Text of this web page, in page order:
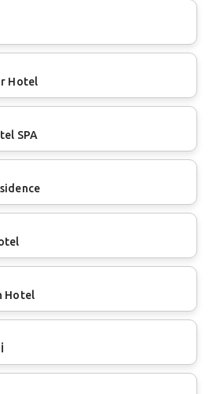
Hotel
SPA
Hotel